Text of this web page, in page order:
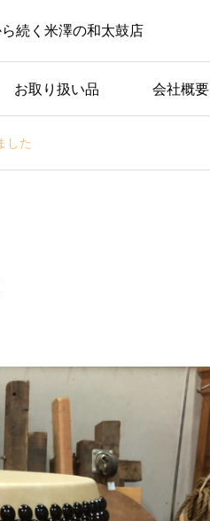
続く米澤の和太鼓店
お取り扱い品 会社概要
した